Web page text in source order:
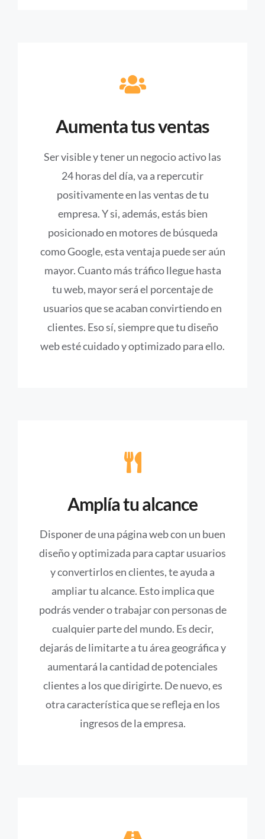
Aumenta tus ventas
Ser visible y tener un negocio activo las
24 horas del día, va a repercutir
positivamente en las ventas de tu
empresa. Y si, además, estás bien
posicionado en motores de búsqueda
como Google, esta ventaja puede ser aún
mayor. Cuanto más tráfico llegue hasta
tu web, mayor será el porcentaje de
usuarios que se acaban convirtiendo en
clientes. Eso sí, siempre que tu diseño
web esté cuidado y optimizado para ello.
Amplía tu alcance
Disponer de una página web con un buen
diseño y optimizada para captar usuarios
y convertirlos en clientes, te ayuda a
ampliar tu alcance. Esto implica que
podrás vender o trabajar con personas de
cualquier parte del mundo. Es decir,
dejarás de limitarte a tu área geográfica y
aumentará la cantidad de potenciales
clientes a los que dirigirte. De nuevo, es
otra característica que se refleja en los
ingresos de la empresa.